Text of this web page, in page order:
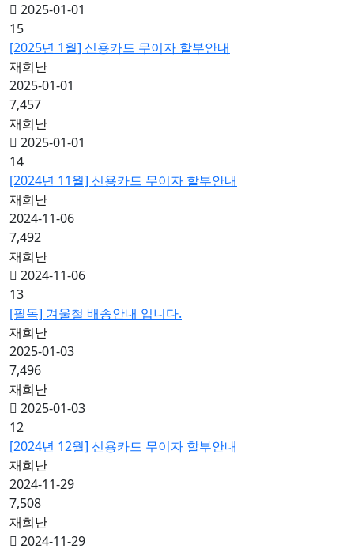
2025-01-01
15
[2025년 1월] 신용카드 무이자 할부안내
재희난
2025-01-01
7,457
재희난
2025-01-01
14
[2024년 11월] 신용카드 무이자 할부안내
재희난
2024-11-06
7,492
재희난
2024-11-06
13
[필독] 겨울철 배송안내 입니다.
재희난
2025-01-03
7,496
재희난
2025-01-03
12
[2024년 12월] 신용카드 무이자 할부안내
재희난
2024-11-29
7,508
재희난
2024-11-29